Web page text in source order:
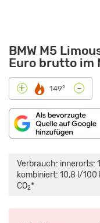
BMW M5
Euro brutto im
+ 149° -
Verbrauch: innerorts:
kombiniert: 10,8 l/100
CO2*
(2018):
NOCH
IMMER
EIN
DRIFTER?
(FAHRBERICHT)|